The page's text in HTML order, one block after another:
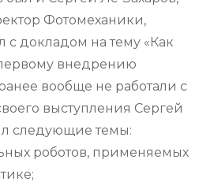
Фотомеханики,
с докладом на тему «Как
внедрению
вообще не работали с
выступления Сергей
следующие темы:
роботов, применяемых